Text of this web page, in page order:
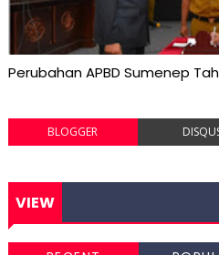
Perubahan APBD Sumenep
BLOGGER
VIEW